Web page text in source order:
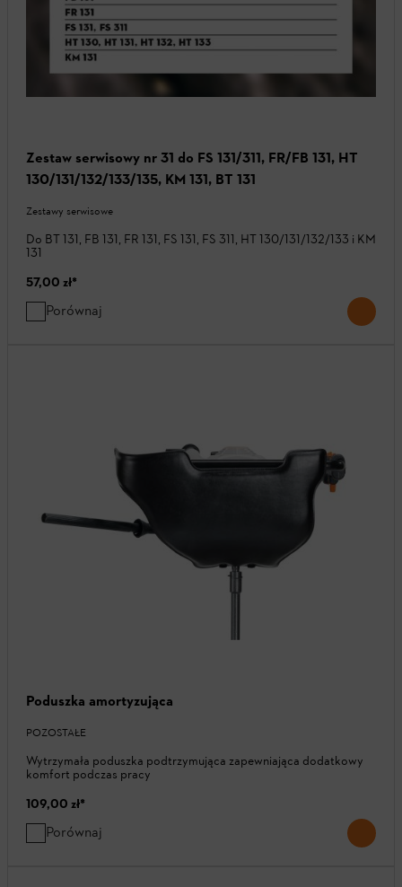
Zestaw serwisowy nr 31 do FS 131/311, FR/FB 131, HT
130/131/132/133/135, KM 131, BT 131
Zestawy serwisowe
Do BT 131, FB 131, FR 131, FS 131, FS 311, HT 130/131/132/133 i KM
131
57,00 zł*
Porównaj
Poduszka amortyzująca
POZOSTAŁE
Wytrzymała poduszka podtrzymująca zapewniająca dodatkowy
komfort podczas pracy
109,00 zł*
Porównaj